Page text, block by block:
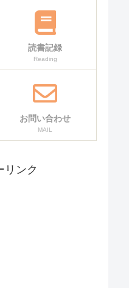
読書記録
Reading
お問い合わせ
MAIL
リンク